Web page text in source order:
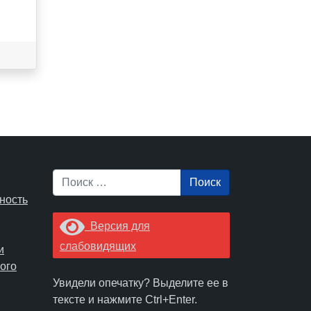
Поиск
Версия для
слабовидящих
Увидели опечатку? Выделите ее в
тексте и нажмите Ctrl+Enter.